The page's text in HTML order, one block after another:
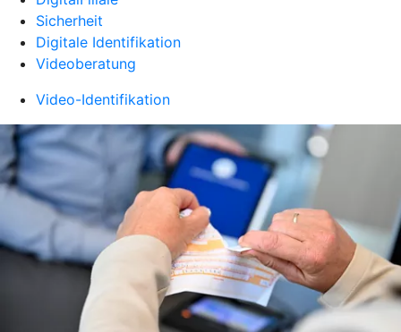
Sicherheit
Digitale Identifikation
Videoberatung
Video-Identifikation